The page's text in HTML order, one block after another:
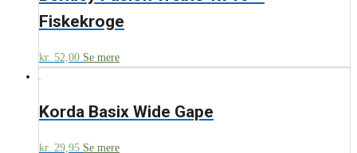
Fiskekroge
kr. 52,00 Se mere
Korda Basix Wide Gape
kr. 29,95 Se mere